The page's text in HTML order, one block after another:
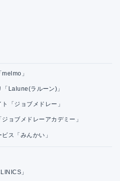
」
Lalune(ラルーン)」
「ジョブメドレー」
ョブメドレーアカデミー」
ス「みんかい」
」